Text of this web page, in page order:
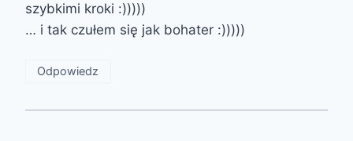
szybkimi kroki :)))))
… i tak czułem się jak bohater :)))))
Odpowiedz